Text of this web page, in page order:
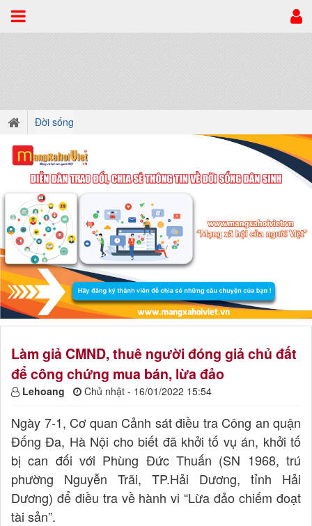
Đời sống
Làm giả CMND, thuê người đóng giả chủ đất
để công chứng mua bán, lừa đảo
Lehoang Chủ nhật - 16/01/2022 15:54
Ngày 7-1, Cơ quan Cảnh sát điều tra Công an quận
Đống Đa, Hà Nội cho biết đã khởi tố vụ án, khởi tố
bị can đối với Phùng Đức Thuấn (SN 1968, trú
phường Nguyễn Trãi, TP.Hải Dương, tỉnh Hải
Dương) để điều tra về hành vi “Lừa đảo chiếm đoạt
tài sản”.